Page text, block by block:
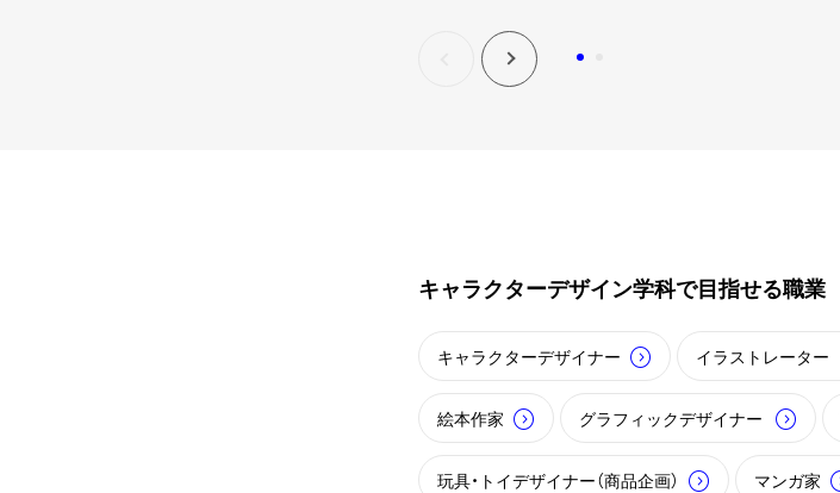
キャラクターデザイン学科で目指せる職業
キャラクターデザイナー イラストレーター
絵本作家 グラフィックデザイナー
玩具・トイデザイナー（商品企画） マンガ家